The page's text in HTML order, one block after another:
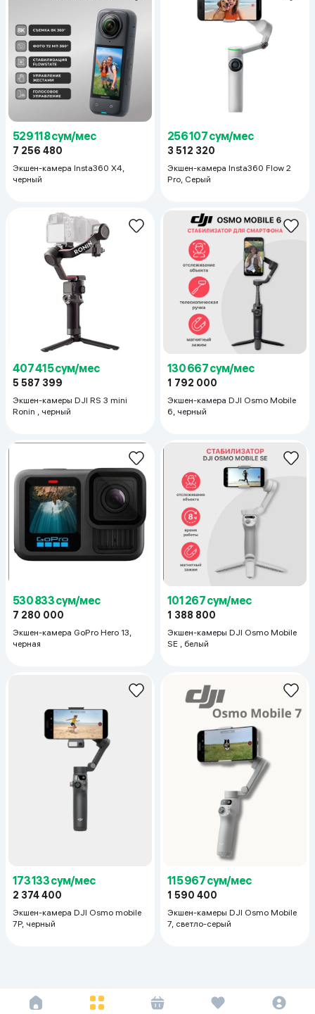
529 118 сум/мес
7 256 480
Экшен-камера Insta360 X4,
черный
256 107 сум/мес
3 512 320
Экшен-камера Insta360 Flow 2
Pro, Серый
407 415 сум/мес
5 587 399
Экшен-камеры DJI RS 3 mini
Ronin , черный
130 667 сум/мес
1 792 000
Экшен-камера DJI Osmo Mobile
6, черный
530 833 сум/мес
7 280 000
Экшен-камера GoPro Hero 13,
черная
101 267 сум/мес
1 388 800
Экшен-камеры DJI Osmo Mobile
SE , белый
173 133 сум/мес
2 374 400
Экшен-камера DJI Osmo mobile
7P, черный
115 967 сум/мес
1 590 400
Экшен-камеры DJI Osmo Mobile
7, светло-серый